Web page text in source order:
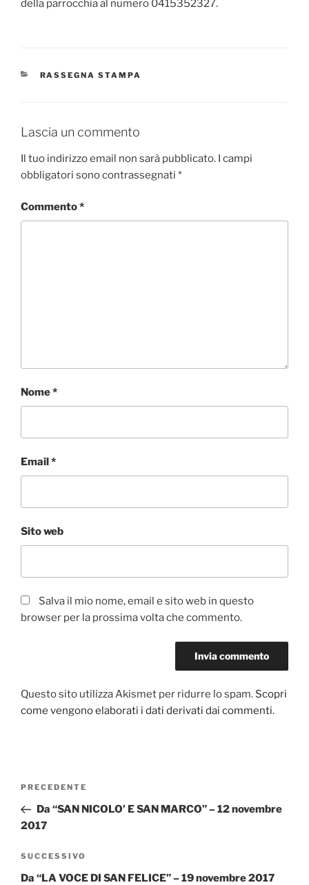
della parrocchia al numero 0415352327.
CATEGORIE
RASSEGNA STAMPA
Lascia un commento
Il tuo indirizzo email non sarà pubblicato. I campi
obbligatori sono contrassegnati *
Commento*
Nome*
Email*
Sito web
Salva il mio nome, email e sito web in questo
browser per la prossima volta che commento.
Questo sito utilizza Akismet per ridurre lo spam. Scopri
come vengono elaborati i dati derivati dai commenti.
Navigazione
Articolo
precedente:
PRECEDENTE
Da “SAN NICOLO’ E SAN MARCO” – 12 novembre
2017
Articolo
successivo
SUCCESSIVO
Da “LA VOCE DI SAN FELICE” – 19 novembre 2017